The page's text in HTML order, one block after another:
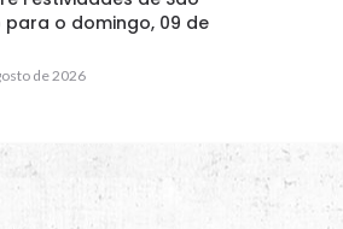
para o domingo, 09 de
de 2026